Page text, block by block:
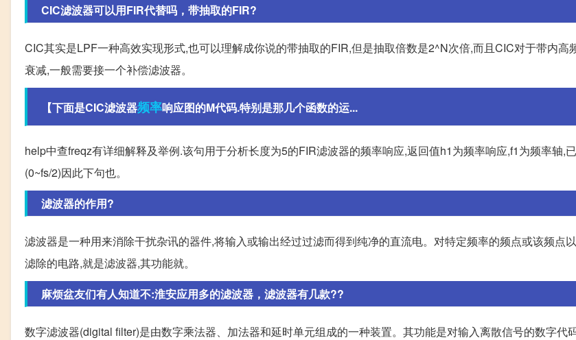
CIC滤波器可以用FIR代替吗，带抽取的FIR?
CIC其实是LPF一种高效实现形式,也可以理解成你说的带抽取的FIR,但是抽取倍数是2^N次倍,而且CIC对于带内高
衰减,一般需要接一个补偿滤波器。
【下面是CIC滤波器频率响应图的M代码.特别是那几个函数的运...
help中查freqz有详细解释及举例.该句用于分析长度为5的FIR滤波器的频率响应,返回值h1为频率响应,f1为频率轴,
(0~fs/2)因此下句也。
滤波器的作用?
滤波器是一种用来消除干扰杂讯的器件,将输入或输出经过过滤而得到纯净的直流电。对特定频率的频点或该频点
滤除的电路,就是滤波器,其功能就。
麻烦盆友们有人知道不:淮安应用多的滤波器，滤波器有几款??
数字滤波器(digital filter)是由数字乘法器、加法器和延时单元组成的一种装置。其功能是对输入离散信号的数字代